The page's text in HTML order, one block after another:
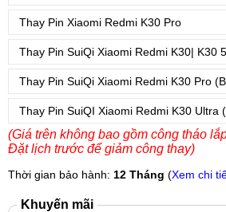
Thay Pin Xiaomi Redmi K30 Pro
Thay Pin SuiQi Xiaomi Redmi K30| K30
Thay Pin SuiQi Xiaomi Redmi K30 Pro
Thay Pin SuiQI Xiaomi Redmi K30 Ultra
(Giá trên không bao gồm công tháo
Đặt lịch trước để giảm công thay)
Thời gian bảo hành: 12 Tháng (Xem chi
Khuyến mãi